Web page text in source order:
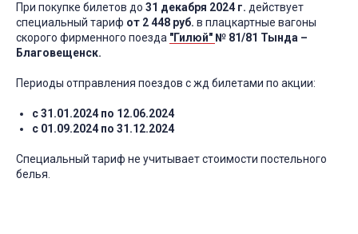
При покупке билетов до 31 декабря 2024 г. действует
специальный тариф от 2 448 руб. в плацкартные вагоны
скорого фирменного поезда "Гилюй" № 81/81 Тында –
Благовещенск.
Периоды отправления поездов с жд билетами по акции:
с 31.01.2024 по 12.06.2024
с 01.09.2024 по 31.12.2024
Специальный тариф не учитывает стоимости постельного
белья.